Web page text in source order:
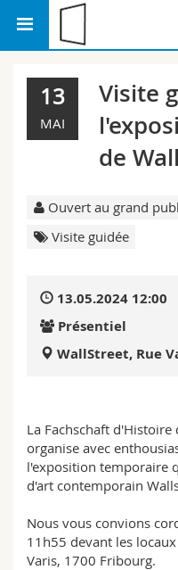
Université
Etudes
Recherche
Facultés
Théologie
Lettres et sciences
Sciences de
Interfacultaire
Futurs étudiants
Médias
Chercheurs
Doctorants
Ressources
Plan d'accès
Bibliothèques
Programme des
13
MAI
Visite
de
Ouvert au grand
Visite guidée
13.05.2024 12:00
Présentiel
WallStreet, Rue
La Fachschaft
organise avec
l'exposition temporaire
d'art contemporain
Nous vous convions
11h55 devant les
Varis, 1700 Fribourg.